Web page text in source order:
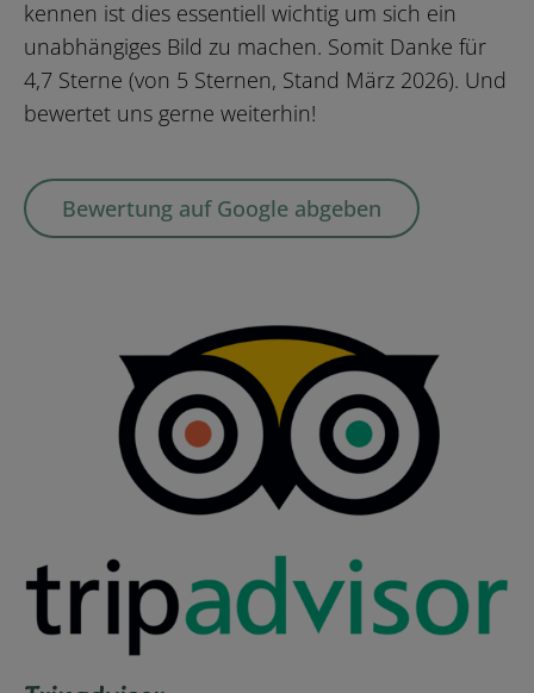
kennen ist dies essentiell wichtig um sich ein
unabhängiges Bild zu machen. Somit Danke für
4,7 Sterne (von 5 Sternen, Stand März 2026). Und
bewertet uns gerne weiterhin!
Bewertung auf Google abgeben